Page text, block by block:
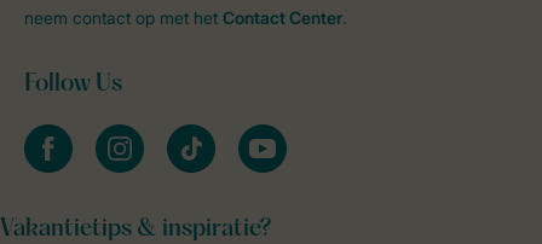
neem contact op met het Contact Center.
Follow Us
facebookinstagramtiktok youtube
Vakantietips & inspiratie?